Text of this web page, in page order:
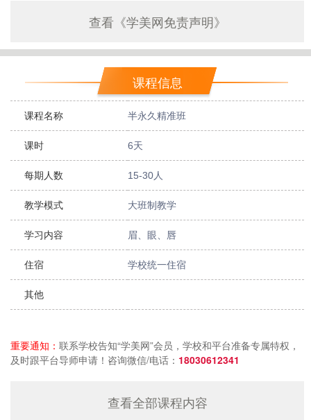
查看《学美网免责声明》
课程信息
课程名称 半永久精准班
课时 6天
每期人数 15-30人
教学模式 大班制教学
学习内容 眉、眼、唇
住宿 学校统一住宿
其他
重要通知： 联系学校告知“学美网”会员，学校和平台准备专属特权，
及时跟平台导师申请！咨询微信/电话： 18030612341
查看全部课程内容